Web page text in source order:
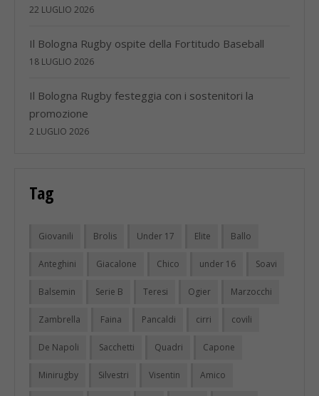
22 LUGLIO 2026
Il Bologna Rugby ospite della Fortitudo Baseball
18 LUGLIO 2026
Il Bologna Rugby festeggia con i sostenitori la
promozione
2 LUGLIO 2026
Tag
Giovanili Brolis Under 17 Elite Ballo
Anteghini Giacalone Chico under 16 Soavi
Balsemin Serie B Teresi Ogier Marzocchi
Zambrella Faina Pancaldi cirri covili
De Napoli Sacchetti Quadri Capone
Minirugby Silvestri Visentin Amico